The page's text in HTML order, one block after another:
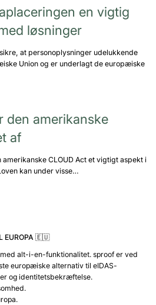
en vigtig
løsninger
at personoplysninger udelukkende
Union og er underlagt de europæiske
den amerikanske
af
CLOUD Act et vigtigt aspekt i
kan under visse…
EUROPA 🇪🇺
alt-i-en-funktionalitet. sproof er ved
europæiske alternativ til eIDAS-
og identitetsbekræftelse.